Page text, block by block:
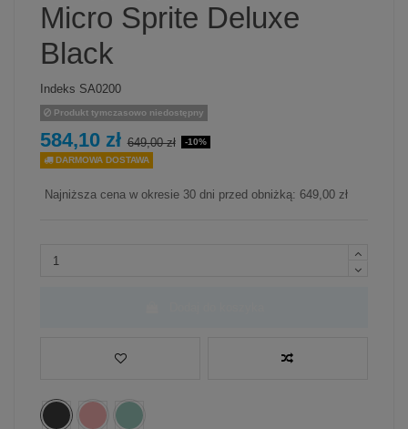
Micro Sprite Deluxe
Black
Indeks SA0200
Produkt tymczasowo niedostępny
584,10 zł 649,00 zł
-10%
DARMOWA DOSTAWA
Najniższa cena w okresie 30 dni przed obniżką: 649,00 zł